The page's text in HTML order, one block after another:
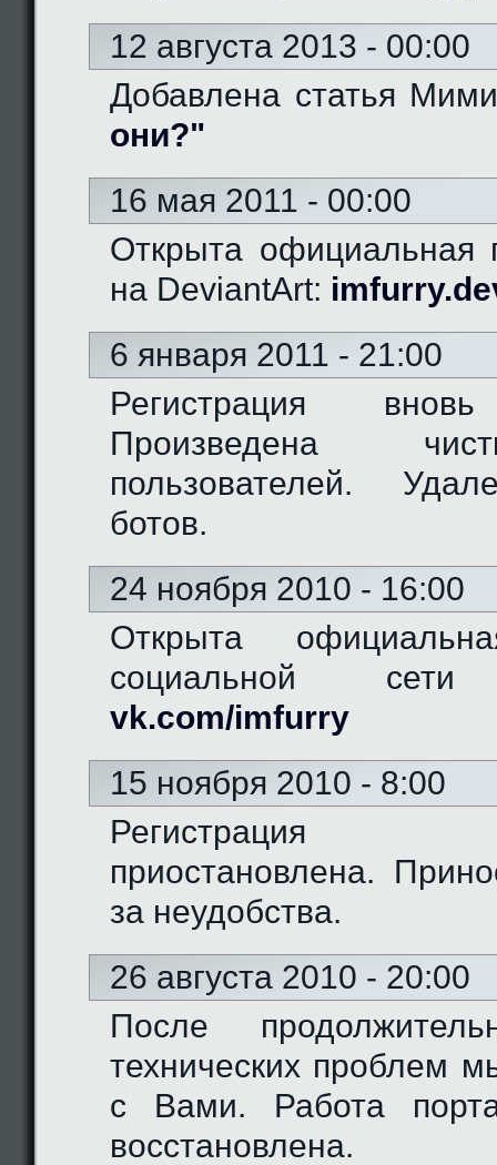
12 августа 2013 - 00:00
Добавлена статья
они?"
16 мая 2011 - 00:00
Открыта официальная
на DeviantArt:
6 января 2011 - 21:00
Регистрация
Произведена
пользователей.
ботов.
24 ноября 2010 - 16:00
Открыта
социальной сети
vk.com/imfurry
15 ноября 2010 - 8:00
Регистрация
приостановлена.
за неудобства.
26 августа 2010 - 20:00
После
технических проблем
с Вами. Работа
восстановлена.